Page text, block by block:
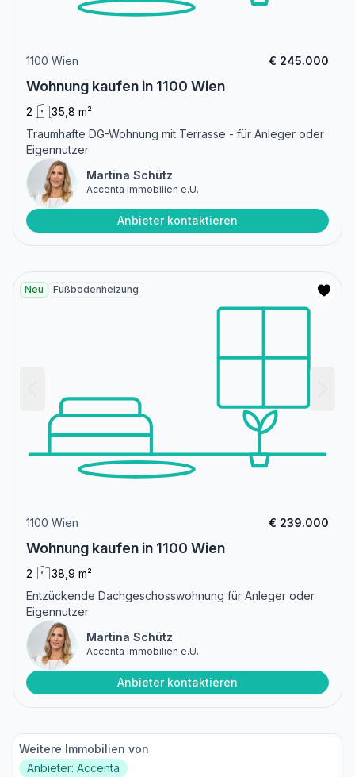
1100 Wien € 245.000
Wohnung kaufen in 1100 Wien
2
35,8 m²
Traumhafte DG-Wohnung mit Terrasse - für Anleger oder
Eigennutzer
Martina Schütz
Accenta Immobilien e.U.
Anbieter kontaktieren
Neu Fußbodenheizung
1100 Wien € 239.000
Wohnung kaufen in 1100 Wien
2
38,9 m²
Entzückende Dachgeschosswohnung für Anleger oder
Eigennutzer
Martina Schütz
Accenta Immobilien e.U.
Anbieter kontaktieren
Weitere Immobilien von
Anbieter: Accenta